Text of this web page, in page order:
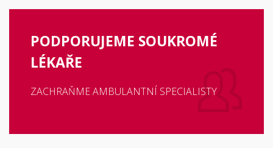
PODPORUJEME SOUKROMÉ
LÉKAŘE
ZACHRAŇME AMBULANTNÍ SPECIALISTY